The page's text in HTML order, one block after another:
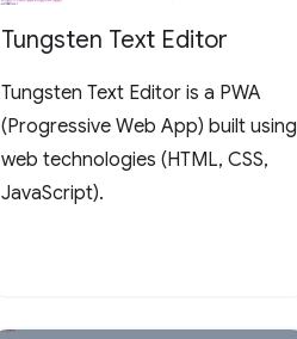
Tungsten Text Editor
Tungsten Text Editor is a PWA
(Progressive Web App) built using
web technologies (HTML, CSS,
JavaScript).